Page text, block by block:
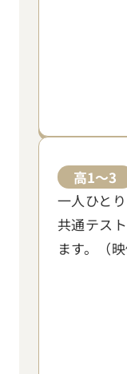
高1～3
一人ひと
共通テス
ます。（映